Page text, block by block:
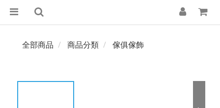
全部商品 商品分類 傢俱傢飾